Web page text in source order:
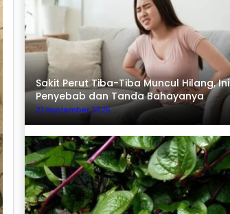
Sakit Perut Tiba-Tiba Muncul Hilang, Ini
Penyebab dan Tanda Bahayanya
21 September 2025